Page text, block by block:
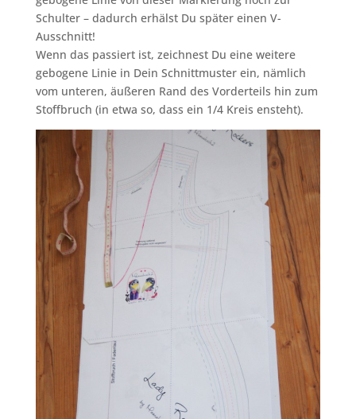
Schulter – dadurch erhälst Du später einen V-
Ausschnitt!
Wenn das passiert ist, zeichnest Du eine weitere
gebogene Linie in Dein Schnittmuster ein, nämlich
vom unteren, äußeren Rand des Vorderteils hin zum
Stoffbruch (in etwa so, dass ein 1/4 Kreis ensteht).